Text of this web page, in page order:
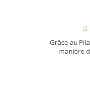
Grâce au
manière